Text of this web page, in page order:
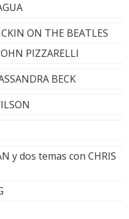
ON THE BEATLES
PIZZARELLI
BECK
y dos temas con CHRIS